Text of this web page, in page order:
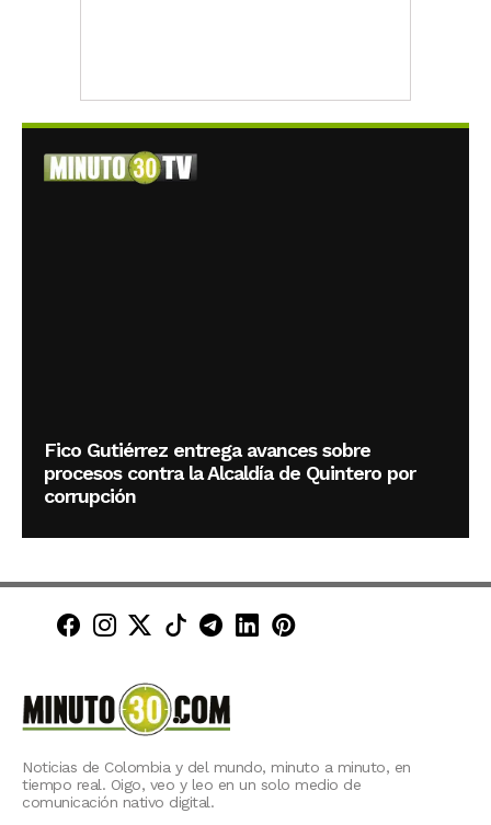
Fico Gutiérrez entrega avances sobre
procesos contra la Alcaldía de Quintero por
corrupción
Minuto30 en Facebook
Minuto30 en Instagram
Minuto30 en X (Twitter)
Minuto30 en TikTok
Canal de Minuto30 en
Minuto30 en LinkedIn
Minuto30 en
Noticias de Colombia y del mundo, minuto a minuto, en
tiempo real. Oigo, veo y leo en un solo medio de
comunicación nativo digital.